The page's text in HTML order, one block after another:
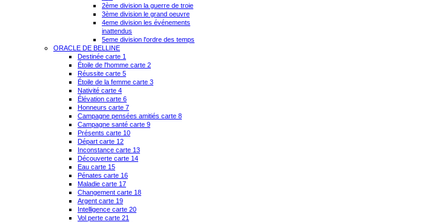
2ème division la guerre de troie
3ème division le grand oeuvre
4eme division les événements
inattendus
5eme division l'ordre des temps
ORACLE DE BELLINE
Destinée carte 1
Étoile de l'homme carte 2
Réussite carte 5
Étoile de la femme carte 3
Nativité carte 4
Élévation carte 6
Honneurs carte 7
Campagne pensées amitiés carte 8
Campagne santé carte 9
Présents carte 10
Départ carte 12
Inconstance carte 13
Découverte carte 14
Eau carte 15
Pénates carte 16
Maladie carte 17
Changement carte 18
Argent carte 19
Intelligence carte 20
Vol perte carte 21